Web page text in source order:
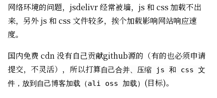
网络环境的问题，jsdelivr 经常被墙，js 和 css 加载不出
来，另外 js 和 css 文件较多，挨个加载影响网站响应速
度。
国内免费 cdn 没有自己贡献github源的（有的也必须申请
提交，不灵活），所以打算自己合并、压缩 js 和 css 文
件，放到自己博客加载（ali oss 加载） (目标)。